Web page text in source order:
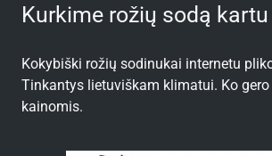
Kurkime rožių sodą kartu
Kokybiški rožių sodinukai internetu
Tinkantys lietuviškam klimatui. Ko
kainomis.